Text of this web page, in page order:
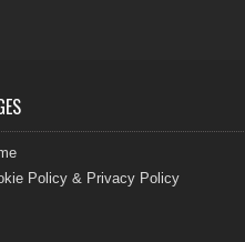
Policy & Privacy Policy